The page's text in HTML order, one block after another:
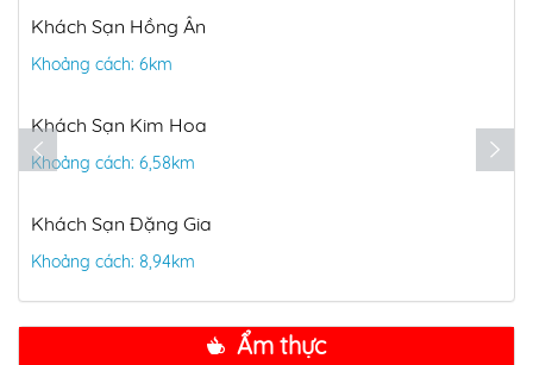
Khách Sạn Hồng Ân
Khoảng cách: 6km
Khách Sạn Kim Hoa
Khoảng cách: 6,58km
Khách Sạn Đặng Gia
Khoảng cách: 8,94km
Ẩm thực